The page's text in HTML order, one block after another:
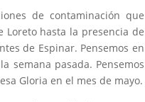
de contaminación que
Loreto hasta la presencia de
de Espinar. Pensemos en
semana pasada. Pensemos
Gloria en el mes de mayo.